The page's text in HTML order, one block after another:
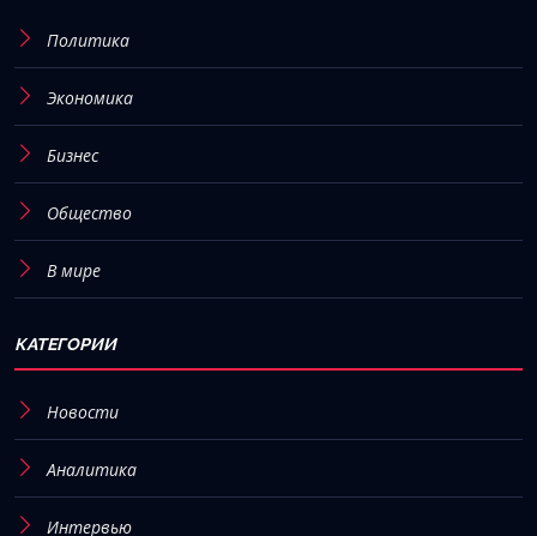
Политика
Экономика
Бизнес
Общество
В мире
КАТЕГОРИИ
Новости
Аналитика
Интервью